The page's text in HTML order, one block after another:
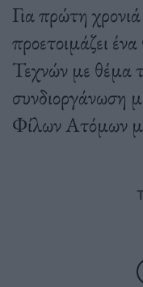
Για πρώτη
προετοιμάζει
Τεχνών με θέμα
συνδιοργάνωση
Φίλων Ατόμων